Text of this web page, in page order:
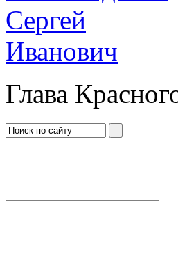
Глава